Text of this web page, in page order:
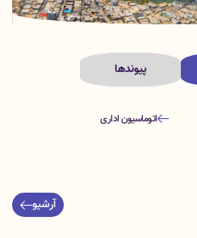
پیوندها
اتوماسیون اداری
آرشیو